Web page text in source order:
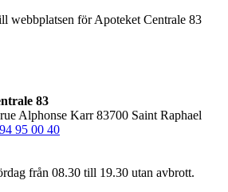
webbplatsen för Apoteket Centrale 83
83
Alphonse Karr 83700 Saint Raphael
95 00 40
från 08.30 till 19.30 utan avbrott.